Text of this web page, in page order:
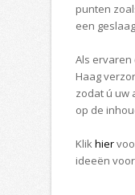
punten
een
Als ervaren
Haag
zodat ú uw
op de
Klikhier
ideeën